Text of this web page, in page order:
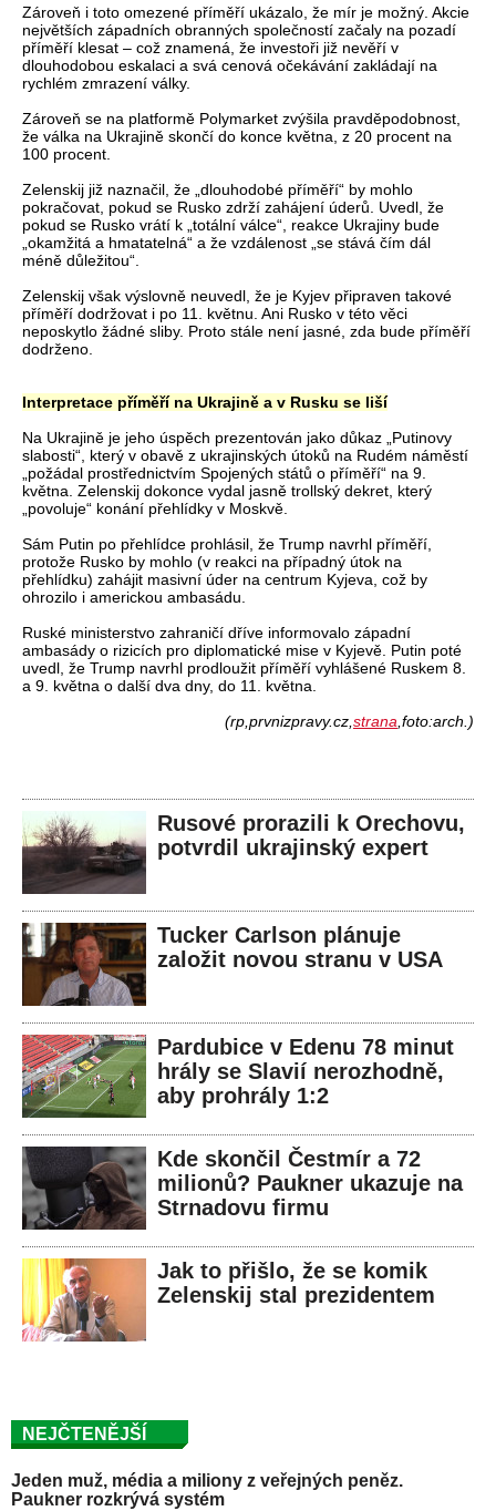
Zároveň i toto omezené příměří ukázalo, že mír je možný. Akcie
největších západních obranných společností začaly na pozadí
příměří klesat – což znamená, že investoři již nevěří v
dlouhodobou eskalaci a svá cenová očekávání zakládají na
rychlém zmrazení války.
Zároveň se na platformě Polymarket zvýšila pravděpodobnost,
že válka na Ukrajině skončí do konce května, z 20 procent na
100 procent.
Zelenskij již naznačil, že „dlouhodobé příměří“ by mohlo
pokračovat, pokud se Rusko zdrží zahájení úderů. Uvedl, že
pokud se Rusko vrátí k „totální válce“, reakce Ukrajiny bude
„okamžitá a hmatatelná“ a že vzdálenost „se stává čím dál
méně důležitou“.
Zelenskij však výslovně neuvedl, že je Kyjev připraven takové
příměří dodržovat i po 11. květnu. Ani Rusko v této věci
neposkytlo žádné sliby. Proto stále není jasné, zda bude příměří
dodrženo.
Interpretace příměří na Ukrajině a v Rusku se liší
Na Ukrajině je jeho úspěch prezentován jako důkaz „Putinovy
slabosti“, který v obavě z ukrajinských útoků na Rudém náměstí
„požádal prostřednictvím Spojených států o příměří“ na 9.
května. Zelenskij dokonce vydal jasně trollský dekret, který
„povoluje“ konání přehlídky v Moskvě.
Sám Putin po přehlídce prohlásil, že Trump navrhl příměří,
protože Rusko by mohlo (v reakci na případný útok na
přehlídku) zahájit masivní úder na centrum Kyjeva, což by
ohrozilo i americkou ambasádu.
Ruské ministerstvo zahraničí dříve informovalo západní
ambasády o rizicích pro diplomatické mise v Kyjevě. Putin poté
uvedl, že Trump navrhl prodloužit příměří vyhlášené Ruskem 8.
a 9. května o další dva dny, do 11. května.
(rp,prvnizpravy.cz,strana,foto:arch.)
Rusové prorazili k Orechovu,
potvrdil ukrajinský expert
Tucker Carlson plánuje
založit novou stranu v USA
Pardubice v Edenu 78 minut
hrály se Slavií nerozhodně,
aby prohrály 1:2
Kde skončil Čestmír a 72
milionů? Paukner ukazuje na
Strnadovu firmu
Jak to přišlo, že se komik
Zelenskij stal prezidentem
NEJČTENĚJŠÍ
Jeden muž, média a miliony z veřejných peněz.
Paukner rozkrývá systém